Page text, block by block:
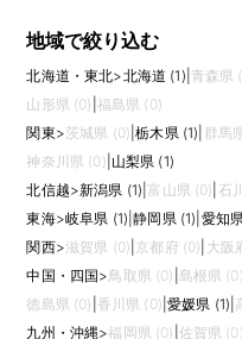
地域で絞り込む
北海道・東北>北海道 (1) 青森県
山形県 (0) 福島県 (0)
関東>茨城県 (0) |栃木県 (1) 群馬
神奈川県 (0) 山梨県 (1)
北信越>新潟県 (1) |富山県 (0) 石
東海>岐阜県 (1) |静岡県 (1) 愛知
関西>滋賀県 (0) 京都府 (0) 大阪
中国・四国>鳥取県 (0) 島根県 (0)
徳島県 (0) 香川県 (0) 愛媛県 (1)
九州・沖縄>福岡県 (0) 佐賀県 (0)